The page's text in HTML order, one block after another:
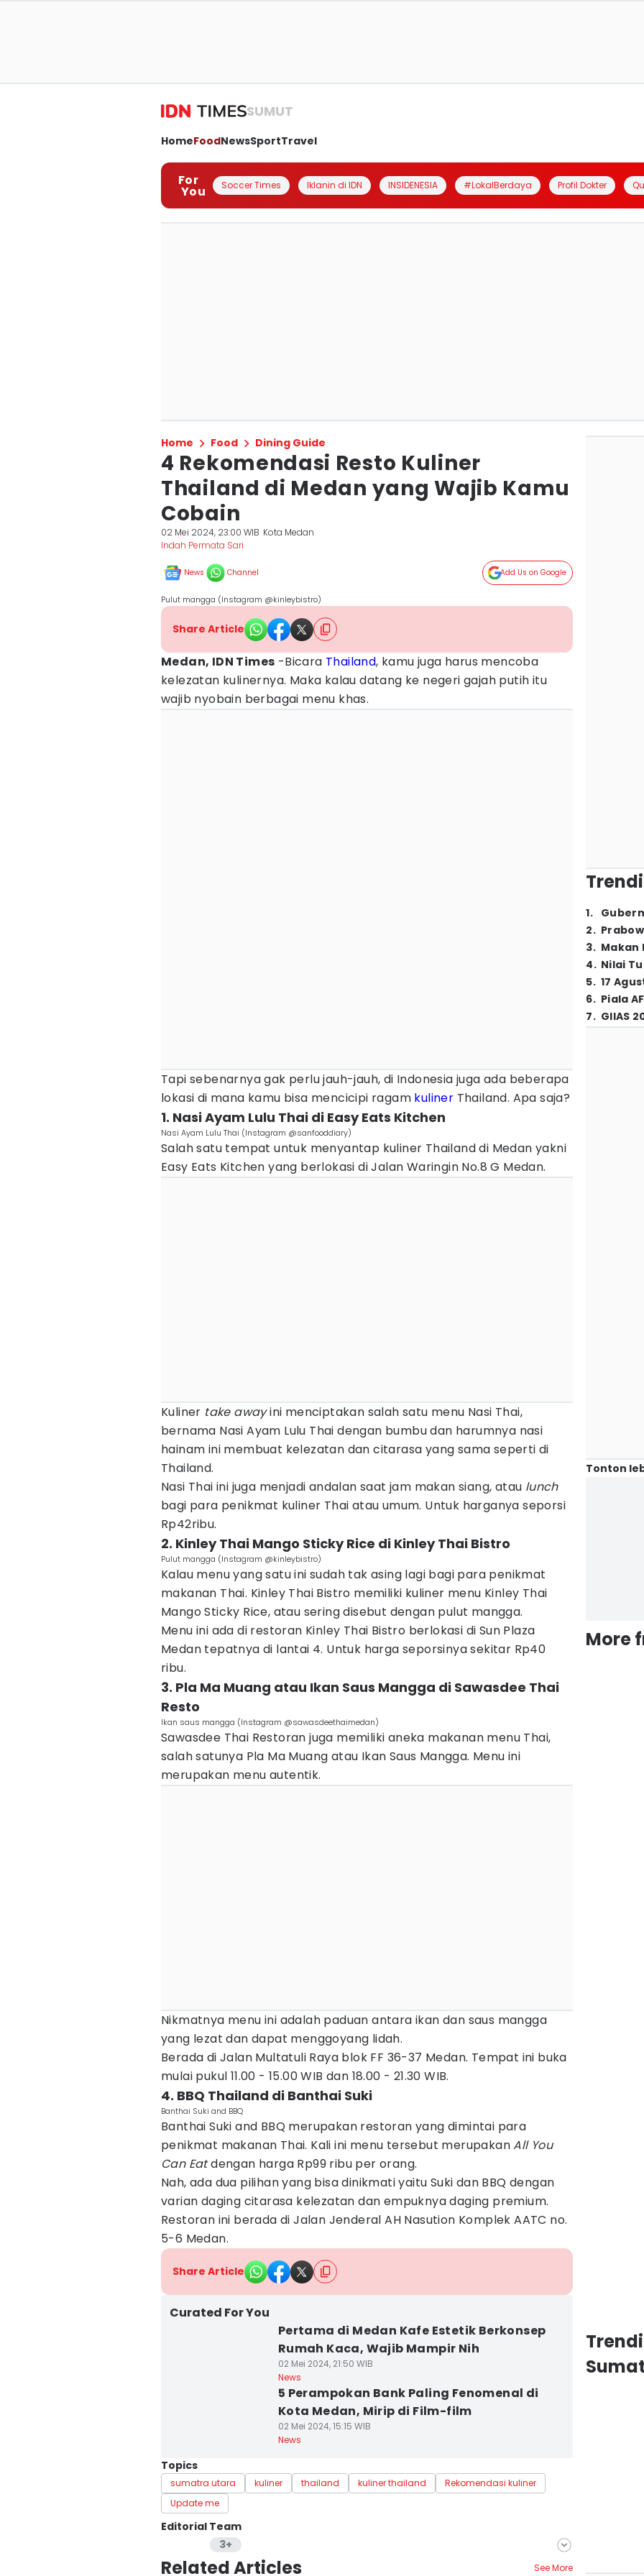
SUMUT
HomeFoodNewsSportTravel
For
You Soccer Times Iklanin di IDN INSIDENESIA #LokalBerdaya Profil Dokter
Home Food Dining Guide
4 Rekomendasi Resto Kuliner
Thailand di Medan yang Wajib Kamu
Cobain
02 Mei 2024, 23:00 WIB Kota Medan
Indah Permata Sari
News Channel Add Us on Google
Pulut mangga (Instagram @kinleybistro)
Share Article
Medan, IDN Times -Bicara Thailand, kamu juga harus mencoba
kelezatan kulinernya. Maka kalau datang ke negeri gajah putih itu
wajib nyobain berbagai menu khas.
Tapi sebenarnya gak perlu jauh-jauh, di Indonesia juga ada beberapa
lokasi di mana kamu bisa mencicipi ragam kuliner Thailand. Apa saja?
1. Nasi Ayam Lulu Thai di Easy Eats Kitchen
Nasi Ayam Lulu Thai (Instagram @sanfooddiary)
Salah satu tempat untuk menyantap kuliner Thailand di Medan yakni
Easy Eats Kitchen yang berlokasi di Jalan Waringin No.8 G Medan.
Kuliner take awayini menciptakan salah satu menu Nasi Thai,
bernama Nasi Ayam Lulu Thai dengan bumbu dan harumnya nasi
hainam ini membuat kelezatan dan citarasa yang sama seperti di
Thailand.
Nasi Thai ini juga menjadi andalan saat jam makan siang, atau lunch
bagi para penikmat kuliner Thai atau umum. Untuk harganya seporsi
Rp42ribu.
2. Kinley Thai Mango Sticky Rice di Kinley Thai Bistro
Pulut mangga (Instagram @kinleybistro)
Kalau menu yang satu ini sudah tak asing lagi bagi para penikmat
makanan Thai. Kinley Thai Bistro memiliki kuliner menu Kinley Thai
Mango Sticky Rice, atau sering disebut dengan pulut mangga.
Menu ini ada di restoran Kinley Thai Bistro berlokasi di Sun Plaza
Medan tepatnya di lantai 4. Untuk harga seporsinya sekitar Rp40
ribu.
3. Pla Ma Muang atau Ikan Saus Mangga di Sawasdee Thai
Resto
Ikan saus mangga (Instagram @sawasdeethaimedan)
Sawasdee Thai Restoran juga memiliki aneka makanan menu Thai,
salah satunya Pla Ma Muang atau Ikan Saus Mangga. Menu ini
merupakan menu autentik.
Nikmatnya menu ini adalah paduan antara ikan dan saus mangga
yang lezat dan dapat menggoyang lidah.
Berada di Jalan Multatuli Raya blok FF 36-37 Medan. Tempat ini buka
mulai pukul 11.00 - 15.00 WIB dan 18.00 - 21.30 WIB.
4. BBQ Thailand di Banthai Suki
Banthai Suki and BBQ
Banthai Suki and BBQ merupakan restoran yang dimintai para
penikmat makanan Thai. Kali ini menu tersebut merupakanAll You
Can Eatdengan harga Rp99 ribu per orang.
Nah, ada dua pilihan yang bisa dinikmati yaitu Suki dan BBQ dengan
varian daging citarasa kelezatan dan empuknya daging premium.
Restoran ini berada di Jalan Jenderal AH Nasution Komplek AATC no.
5-6 Medan.
Share Article
Curated For You
Pertama di Medan Kafe Estetik Berkonsep
Rumah Kaca, Wajib Mampir Nih
02 Mei 2024, 21:50 WIB
News
5 Perampokan Bank Paling Fenomenal di
Kota Medan, Mirip di Film-film
02 Mei 2024, 15:15 WIB
News
Topics
sumatra utara kuliner thailand kuliner thailand
Rekomendasi kuliner
Update me
Editorial Team
3+
Editor
Related Articles See More
1.
2.
3. Makan
4. Nilai
5. 17
6. Piala
7. GIIAS
Tonton
More